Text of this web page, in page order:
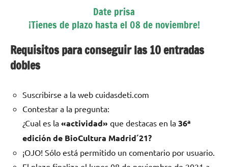
Date prisa
¡Tienes de plazo hasta el 08 de noviembre!
Requisitos para conseguir las 10 entradas
dobles
Suscribirse a la web cuidasdeti.com
Contestar a la pregunta:
¿Cual es la «actividad» que destacas en la 36ª
edición de BioCultura Madrid´21?
¡OJO! Sólo está permitido un comentario por usuario.